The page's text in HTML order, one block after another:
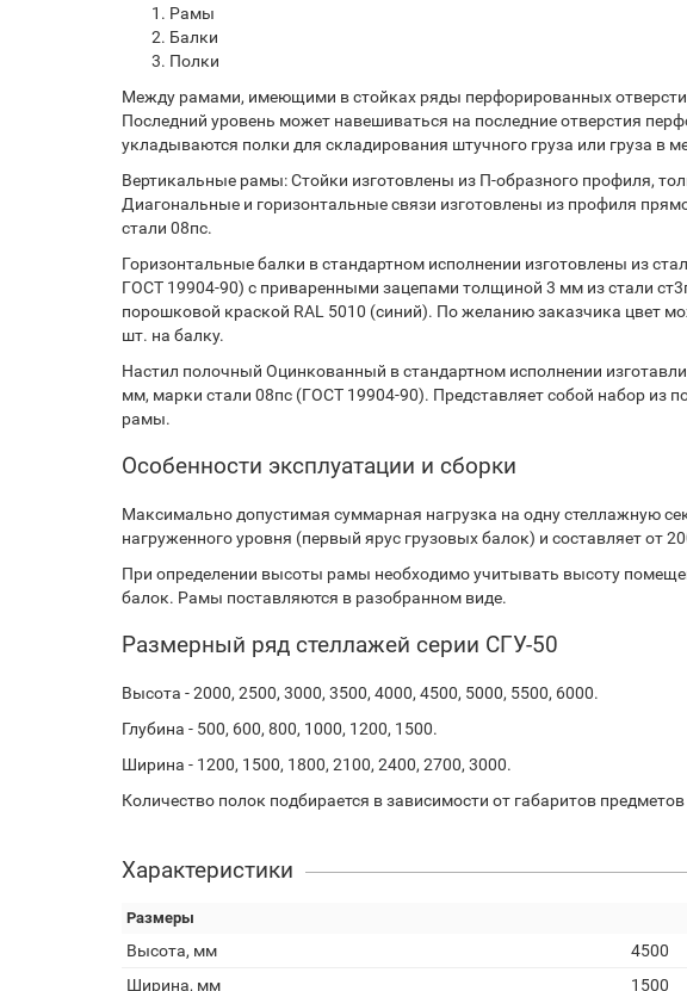
Рамы
Балки
Полки
Между рамами, имеющими в стойках ряды перфорированных
Последний уровень может навешиваться на последние отверстия
укладываются полки для складирования штучного груза или груза в
Вертикальные рамы: Стойки изготовлены из П-образного профиля,
Диагональные и горизонтальные связи изготовлены из профиля
стали 08пс.
Горизонтальные балки в стандартном исполнении изготовлены из
ГОСТ 19904-90) с приваренными зацепами толщиной 3 мм из стали
порошковой краской RAL 5010 (синий). По желанию заказчика цвет
шт. на балку.
Настил полочный Оцинкованный в стандартном исполнении
мм, марки стали 08пс (ГОСТ 19904-90). Представляет собой набор из
рамы.
Особенности эксплуатации и сборки
Максимально допустимая суммарная нагрузка на одну стеллажную
нагруженного уровня (первый ярус грузовых балок) и составляет от
При определении высоты рамы необходимо учитывать высоту
балок. Рамы поставляются в разобранном виде.
Размерный ряд стеллажей серии СГУ-50
Высота - 2000, 2500, 3000, 3500, 4000, 4500, 5000, 5500, 6000.
Глубина - 500, 600, 800, 1000, 1200, 1500.
Ширина - 1200, 1500, 1800, 2100, 2400, 2700, 3000.
Количество полок подбирается в зависимости от габаритов
Характеристики
Размеры
Высота, мм
4500
Ширина, мм
1500